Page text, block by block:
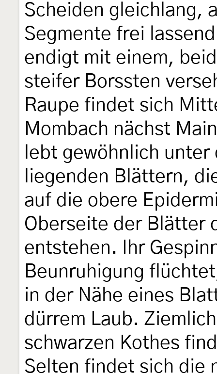
Scheiden gleichlang,
Segmente frei
endigt mit einem,
steifer Borssten
Raupe findet sich
Mombach nächst
lebt gewöhnlich
liegenden Blättern,
auf die obere
Oberseite der Blätter
entstehen. Ihr
Beunruhigung
in der Nähe eines
dürrem Laub.
schwarzen Kothes
Selten findet sich die